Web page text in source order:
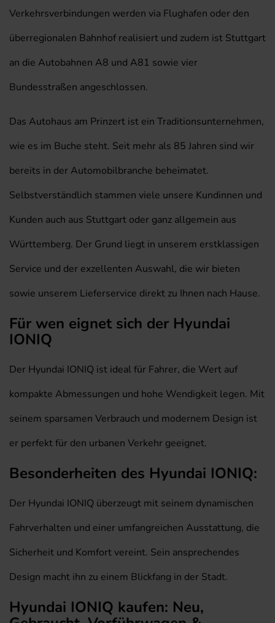
Verkehrsverbindungen werden via Flughafen oder den
überregionalen Bahnhof realisiert und zudem ist Stuttgart
an die Autobahnen A8 und A81 sowie vier
Bundesstraßen angeschlossen.
Das Autohaus am Prinzert ist ein Traditionsunternehmen,
wie es im Buche steht. Seit mehr als 85 Jahren sind wir
bereits in der Automobilbranche beheimatet.
Selbstverständlich stammen viele unsere Kundinnen und
Kunden auch aus Stuttgart oder ganz allgemein aus
Württemberg. Der Grund liegt in unserem erstklassigen
Service und der exzellenten Auswahl, die wir bieten
sowie unserem Lieferservice direkt zu Ihnen nach Hause.
Für wen eignet sich der Hyundai
IONIQ
Der Hyundai IONIQ ist ideal für Fahrer, die Wert auf
kompakte Abmessungen und hohe Wendigkeit legen. Mit
seinem sparsamen Verbrauch und modernem Design ist
er perfekt für den urbanen Verkehr geeignet.
Besonderheiten des Hyundai IONIQ:
Der Hyundai IONIQ überzeugt mit seinem dynamischen
Fahrverhalten und einer umfangreichen Ausstattung, die
Sicherheit und Komfort vereint. Sein ansprechendes
Design macht ihn zu einem Blickfang in der Stadt.
Hyundai IONIQ kaufen: Neu,